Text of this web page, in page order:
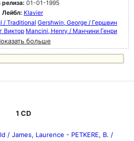
релиза: 01-01-1995
Лейбл: Klavier
/ Traditional Gershwin, George / Гершвин
Виктор Mancini, Henry / Манчини Генри
больше
1 CD
/ James, Laurence - PETKERE, B. /